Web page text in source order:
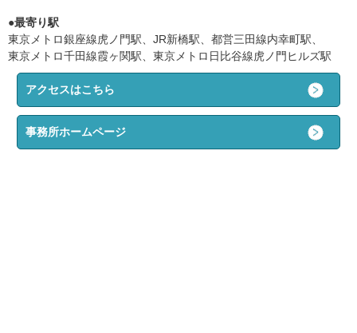
●最寄り駅
東京メトロ銀座線虎ノ門駅、JR新橋駅、都営三田線内幸町駅、
東京メトロ千田線霞ヶ関駅、東京メトロ日比谷線虎ノ門ヒルズ駅
アクセスはこちら
事務所ホームページ